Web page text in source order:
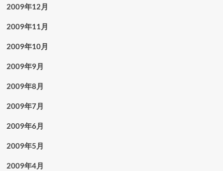
2009年12月
2009年11月
2009年10月
2009年9月
2009年8月
2009年7月
2009年6月
2009年5月
2009年4月